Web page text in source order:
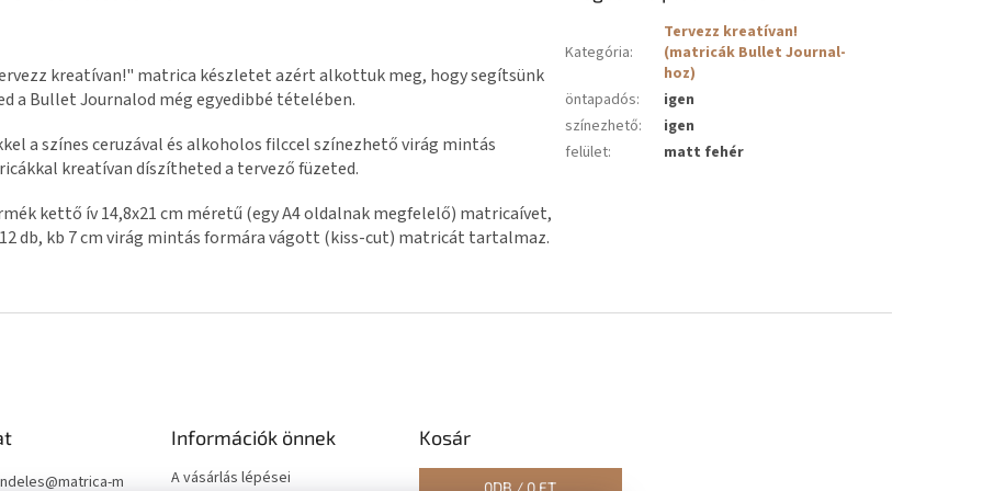
kreatívan!" matrica készletet azért alkottuk meg, hogy segítsünk
a Bullet Journalod még egyedibbé tételében.
a színes ceruzával és alkoholos filccel színezhető virág mintás
kreatívan díszítheted a tervező füzeted.
kettő ív 14,8x21 cm méretű (egy A4 oldalnak megfelelő) matricaívet,
db, kb 7 cm virág mintás formára vágott (kiss-cut) matricát tartalmaz.
Kategória:
Tervezz kreatívan!
(matricák Bullet Journal-
hoz)
öntapadós:
igen
színezhető:
igen
felület: matt fehér
@matrica-m
Információk önnek
A vásárlás lépései
Kosár
0DB / 0 FT